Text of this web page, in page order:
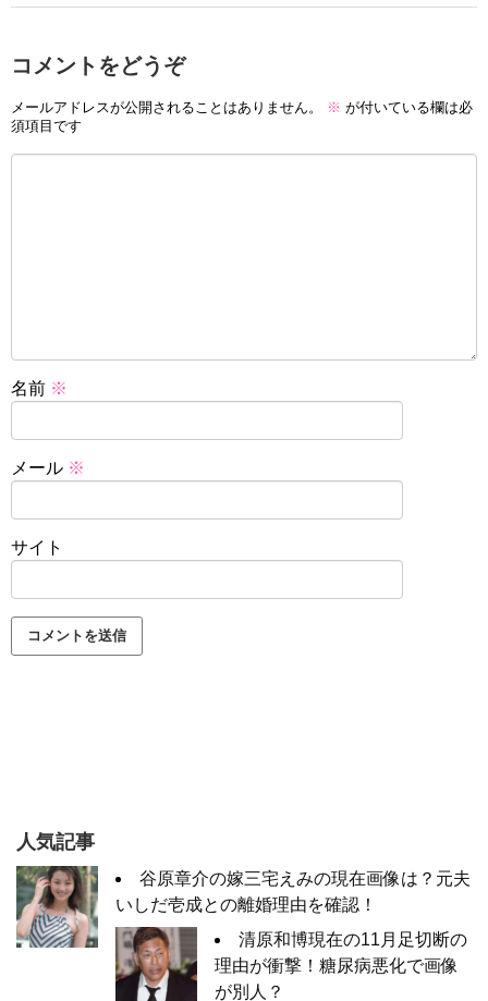
コメントをどうぞ
メールアドレスが公開されることはありません。 ※ が付いている欄は必
須項目です
名前 ※
メール ※
サイト
人気記事
谷原章介の嫁三宅えみの現在画像は？元夫
いしだ壱成との離婚理由を確認！
清原和博現在の11月足切断の
理由が衝撃！糖尿病悪化で画像
が別人？